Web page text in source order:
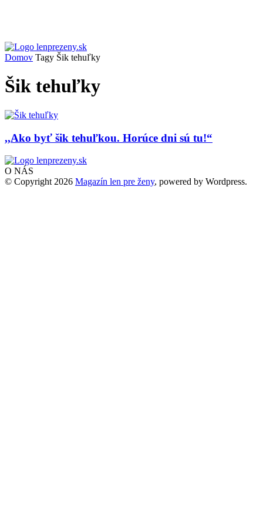
Domov Tagy Šik tehuľky
Šik tehuľky
,,Ako byť šik tehuľkou. Horúce dni sú tu!“
O NÁS
© Copyright 2026 Magazín len pre ženy, powered by Wordpress.